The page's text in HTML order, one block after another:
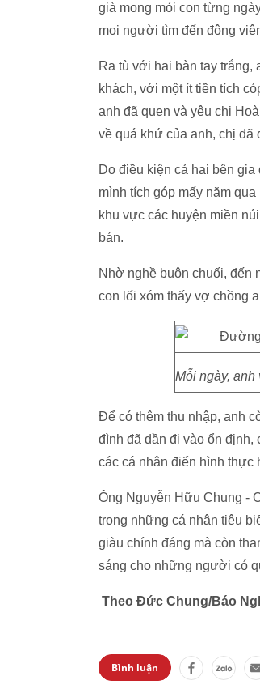
già mong mỏi con từng
mọi người tìm đến động
Ra tù với hai bàn tay
khách, với một ít tiền tích
anh đã quen và yêu chị
về quá khứ của anh, chị đã
Do điều kiện cả hai bên
mình tích góp mấy năm
khu vực các huyện miền
bán.
Nhờ nghề buôn chuối, đến
con lối xóm thấy vợ chồng
Mỗi ngày, anh
Để có thêm thu nhập, anh
đình đã dần đi vào ổn
các cá nhân điển hình thực
Ông Nguyễn Hữu Chung -
trong những cá nhân tiêu
giàu chính đáng mà còn
sáng cho những người có
Theo Đức Chung/Báo
Bình luận